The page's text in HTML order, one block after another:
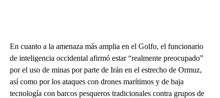
En cuanto a la amenaza más amplia en el Golfo, el funcionario
de inteligencia occidental afirmó estar “realmente preocupado”
por el uso de minas por parte de Irán en el estrecho de Ormuz,
así como por los ataques con drones marítimos y de baja
tecnología con barcos pesqueros tradicionales contra grupos de